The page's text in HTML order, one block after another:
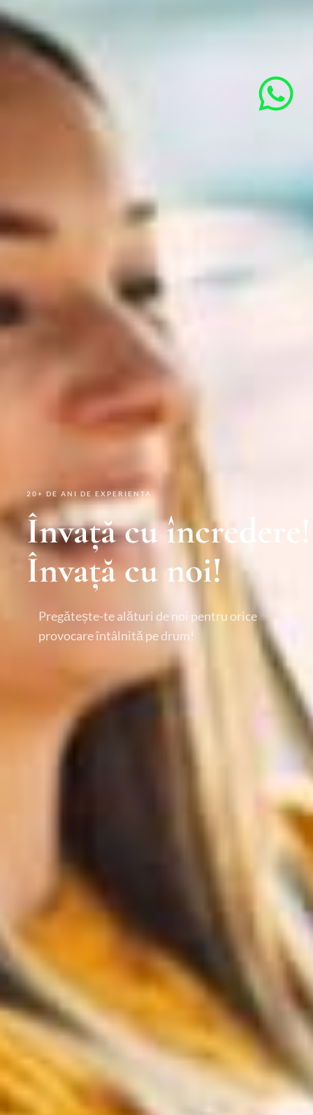
20+ DE ANI DE EXPERIENTA
Învață cu încredere!
Învață cu noi!
Pregătește-te alături de noi pentru orice
provocare întâlnită pe drum!